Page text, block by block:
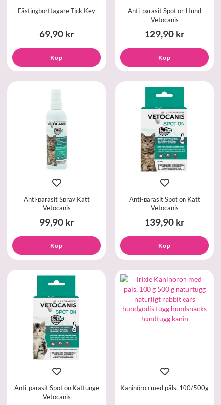
Fästingborttagare Tick Key
69,90 kr
Köp
Anti-parasit Spot on Hund
Vetocanis
129,90 kr
Köp
Anti-parasit Spray Katt
Vetocanis
99,90 kr
Köp
Anti-parasit Spot on Katt
Vetocanis
139,90 kr
Köp
Anti-parasit Spot on Kattunge
Vetocanis
Kaninöron med päls, 100/500g